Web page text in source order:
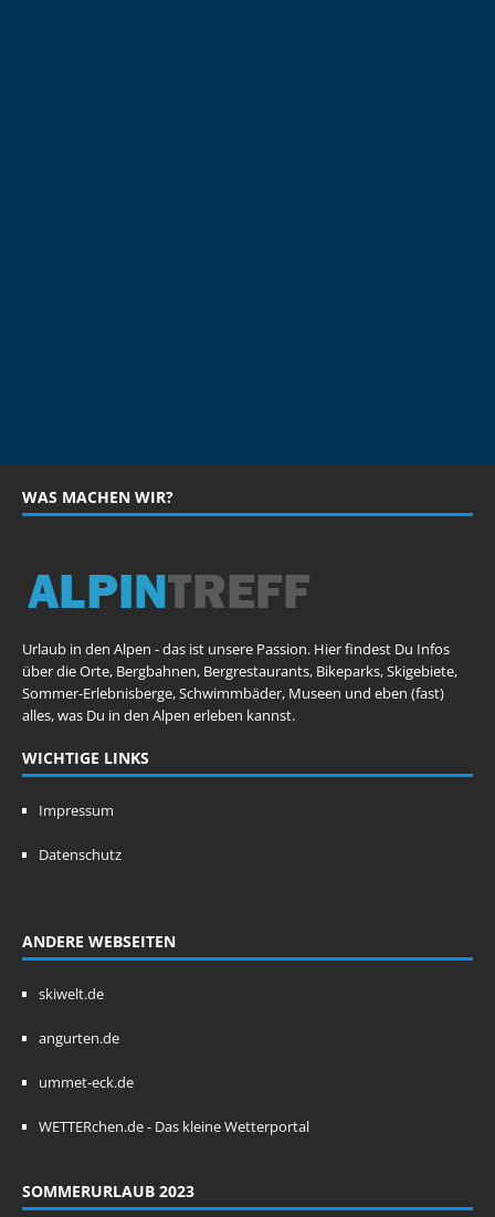
WAS MACHEN WIR?
Urlaub in den Alpen - das ist unsere Passion. Hier findest Du Infos
über die Orte, Bergbahnen, Bergrestaurants, Bikeparks, Skigebiete,
Sommer-Erlebnisberge, Schwimmbäder, Museen und eben (fast)
alles, was Du in den Alpen erleben kannst.
WICHTIGE LINKS
Impressum
Datenschutz
ANDERE WEBSEITEN
skiwelt.de
angurten.de
ummet-eck.de
WETTERchen.de - Das kleine Wetterportal
SOMMERURLAUB 2023